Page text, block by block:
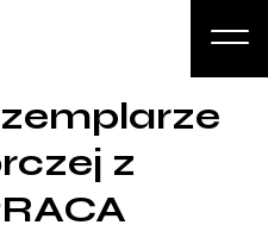
O nas
Studia podyplomowe i kursy
z